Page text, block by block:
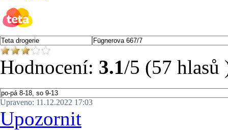
Hodnocení: 3.1/5 (57 hlasů
Upraveno: 11.12.2022 17:03
Upozornit